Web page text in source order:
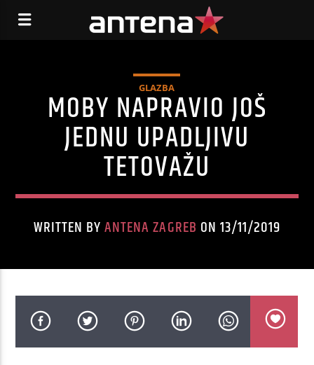
GLAZBA
MOBY NAPRAVIO JOŠ
JEDNU UPADLJIVU
TETOVAŽU
WRITTEN BYANTENA ZAGREB ON 13/11/2019